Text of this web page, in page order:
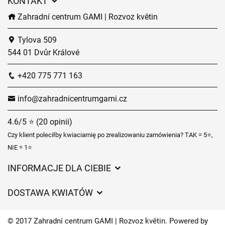
Zahradní centrum GAMI | Rozvoz květin
Tylova 509
544 01 Dvůr Králové
+420 775 771 163
info@zahradnicentrumgami.cz
4.6/5 ⭐ (20 opinii)
Czy klient poleciłby kwiaciarnię po zrealizowaniu zamówienia? TAK = 5⭐,
NIE = 1⭐
INFORMACJE DLA CIEBIE
Czasy dostawy kwiatów – przegląd możliwości
DOSTAWA KWIATÓW
© 2017 Zahradní centrum GAMI | Rozvoz květin. Powered by